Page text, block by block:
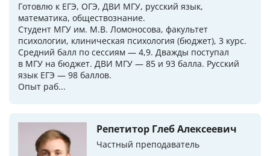
Готовлю к ЕГЭ, ОГЭ, ДВИ МГУ, русский язык,
математика, обществознание.
Студент МГУ им. М.В. Ломоносова, факультет
психологии, клиническая психология (бюджет), 3 курс.
Средний балл по сессиям — 4,9. Дважды поступал
в МГУ на бюджет. ДВИ МГУ — 85 и 93 балла. Русский
язык ЕГЭ — 98 баллов.
Опыт раб...
Репетитор Глеб Алексеевич
Частный преподаватель